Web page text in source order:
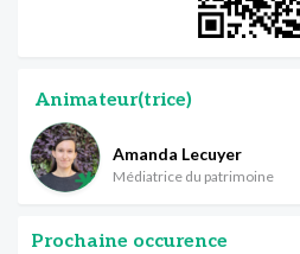
Animateur(trice)
Amanda Lecuyer
Médiatrice du patrimoine
Prochaine occurence